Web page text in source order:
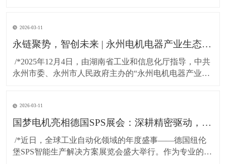
挂，专程到访湖南国梦科技开展慰问活动，为百余名坚
守岗位的困难职工送上精心准备的粮油物资，以
2026-03-11
永链聚势，智创未来 | 永州电机电器产业生态对接会在湖南国梦园区隆重召开！
永州市委、永州市人民政府主办的“永州电机电器产业生
图”为主题，汇聚了政府领导、行业专家与产业链伙伴，
共商发展大计，共谋协同未来。*
2026-03-11
国梦电机亮相德国SPS展会：深耕精密驱动，连接全球智造！
堡SPS智能生产解决方案展览会盛大举行。作为专业的无